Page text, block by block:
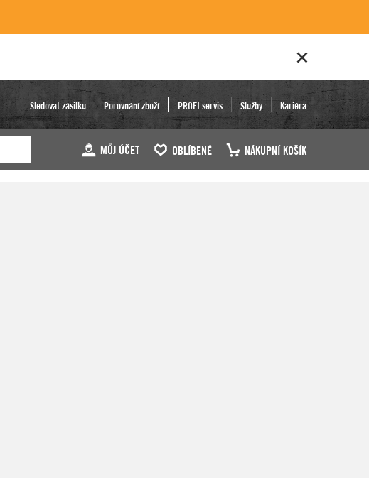
Sledovat zásilku Porovnání zboží PROFI servis Služby Kariéra
MŮJ ÚČET OBLÍBENÉ NÁKUPNÍ KOŠÍK